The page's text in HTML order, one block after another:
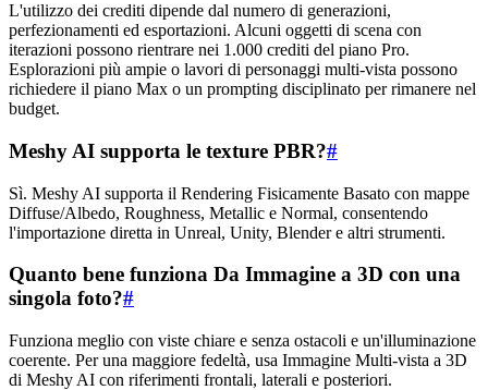
L'utilizzo dei crediti dipende dal numero di generazioni,
perfezionamenti ed esportazioni. Alcuni oggetti di scena con
iterazioni possono rientrare nei 1.000 crediti del piano Pro.
Esplorazioni più ampie o lavori di personaggi multi-vista possono
richiedere il piano Max o un prompting disciplinato per rimanere nel
budget.
Meshy AI supporta le texture PBR?#
Sì. Meshy AI supporta il Rendering Fisicamente Basato con mappe
Diffuse/Albedo, Roughness, Metallic e Normal, consentendo
l'importazione diretta in Unreal, Unity, Blender e altri strumenti.
Quanto bene funziona Da Immagine a 3D con una
singola foto?#
Funziona meglio con viste chiare e senza ostacoli e un'illuminazione
coerente. Per una maggiore fedeltà, usa Immagine Multi-vista a 3D
di Meshy AI con riferimenti frontali, laterali e posteriori.